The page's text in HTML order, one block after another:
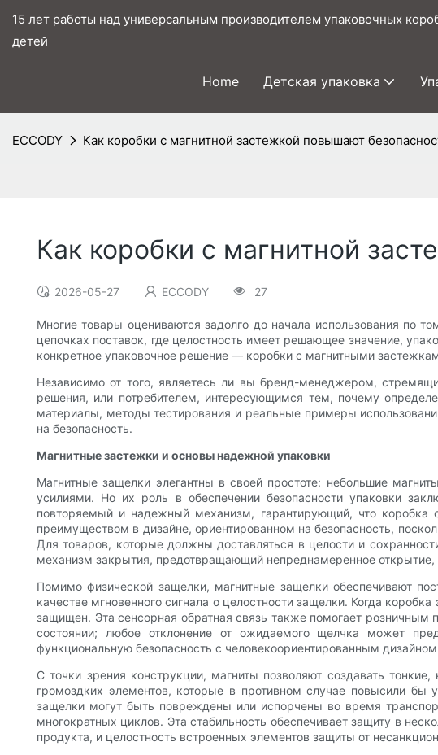
15 лет работы над универсальным производителем упаковочных
детей
Home Детская упаковка
ECCODY Как коробки с магнитной застежкой повышают
Как коробки с магнитной
2026-05-27 ECCODY 27
Многие товары оцениваются задолго до начала использования по
цепочках поставок, где целостность имеет решающее значение,
конкретное упаковочное решение — коробки с магнитными
Независимо от того, являетесь ли вы бренд-менеджером,
решения, или потребителем, интересующимся тем, почему
материалы, методы тестирования и реальные примеры
на безопасность.
Магнитные застежки и основы надежной упаковки
Магнитные защелки элегантны в своей простоте: небольшие
усилиями. Но их роль в обеспечении безопасности упаковки
повторяемый и надежный механизм, гарантирующий, что коробка
преимуществом в дизайне, ориентированном на безопасность,
Для товаров, которые должны доставляться в целости и
механизм закрытия, предотвращающий непреднамеренное открытие,
Помимо физической защелки, магнитные защелки обеспечивают
качестве мгновенного сигнала о целостности защелки. Когда
защищен. Эта сенсорная обратная связь также помогает
состоянии; любое отклонение от ожидаемого щелчка может
функциональную безопасность с человекоориентированным
С точки зрения конструкции, магниты позволяют создавать
громоздких элементов, которые в противном случае повысили
защелки могут быть повреждены или испорчены во время
многократных циклов. Эта стабильность обеспечивает защиту в
продукта, и целостность встроенных элементов защиты от